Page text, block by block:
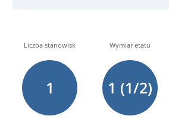
Liczba stanowisk
1
Wymiar etatu
1 (1/2)